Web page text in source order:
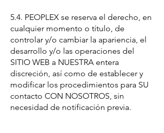
5.4. PEOPLEX se reserva el derecho, en
cualquier momento o título, de
controlar y/o cambiar la apariencia, el
desarrollo y/o las operaciones del
SITIO WEB a NUESTRA entera
discreción, así como de establecer y
modificar los procedimientos para SU
contacto CON NOSOTROS, sin
necesidad de notificación previa.